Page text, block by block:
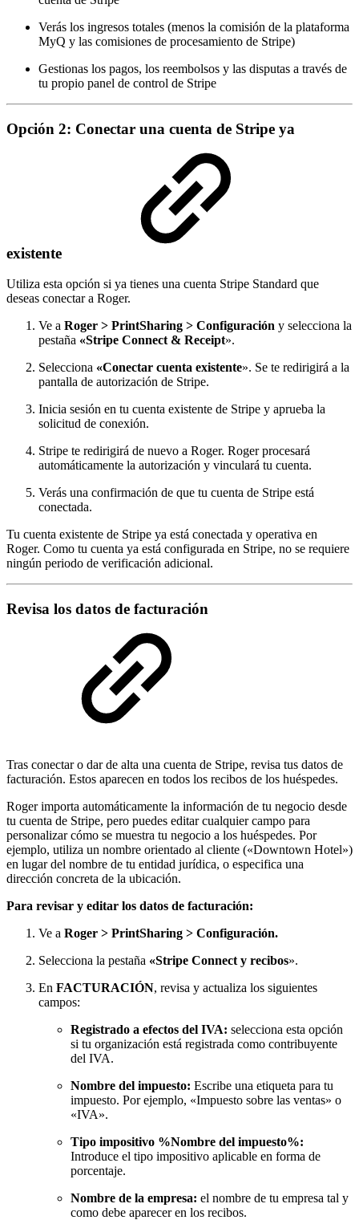
Verás los ingresos totales (menos la comisión de la plataforma
MyQ y las comisiones de procesamiento de Stripe)
Gestionas los pagos, los reembolsos y las disputas a través de
tu propio panel de control de Stripe
Opción 2: Conectar una cuenta de Stripe ya
existente
Utiliza esta opción si ya tienes una cuenta Stripe Standard que
deseas conectar a Roger.
Ve a Roger > PrintSharing > Configuración y selecciona la
pestaña «Stripe Connect & Receipt».
Selecciona «Conectar cuenta existente». Se te redirigirá a la
pantalla de autorización de Stripe.
Inicia sesión en tu cuenta existente de Stripe y aprueba la
solicitud de conexión.
Stripe te redirigirá de nuevo a Roger. Roger procesará
automáticamente la autorización y vinculará tu cuenta.
Verás una confirmación de que tu cuenta de Stripe está
conectada.
Tu cuenta existente de Stripe ya está conectada y operativa en
Roger. Como tu cuenta ya está configurada en Stripe, no se requiere
ningún periodo de verificación adicional.
Revisa los datos de facturación
Tras conectar o dar de alta una cuenta de Stripe, revisa tus datos de
facturación. Estos aparecen en todos los recibos de los huéspedes.
Roger importa automáticamente la información de tu negocio desde
tu cuenta de Stripe, pero puedes editar cualquier campo para
personalizar cómo se muestra tu negocio a los huéspedes. Por
ejemplo, utiliza un nombre orientado al cliente («Downtown Hotel»)
en lugar del nombre de tu entidad jurídica, o especifica una
dirección concreta de la ubicación.
Para revisar y editar los datos de facturación:
Ve a Roger > PrintSharing > Configuración.
Selecciona la pestaña «Stripe Connect y recibos».
En FACTURACIÓN, revisa y actualiza los siguientes
campos:
Registrado a efectos del IVA: selecciona esta opción
si tu organización está registrada como contribuyente
del IVA.
Nombre del impuesto: Escribe una etiqueta para tu
impuesto. Por ejemplo, «Impuesto sobre las ventas» o
«IVA».
Tipo impositivo %Nombre del impuesto%:
Introduce el tipo impositivo aplicable en forma de
porcentaje.
Nombre de la empresa: el nombre de tu empresa tal y
como debe aparecer en los recibos.